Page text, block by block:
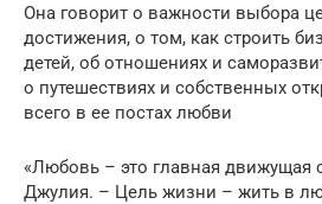
Она говорит о важности выбора
достижения, о том, как строить
детей, об отношениях и
о путешествиях и собственных
всего в ее постах любви
«Любовь – это главная движущая
Джулия. – Цель жизни – жить в